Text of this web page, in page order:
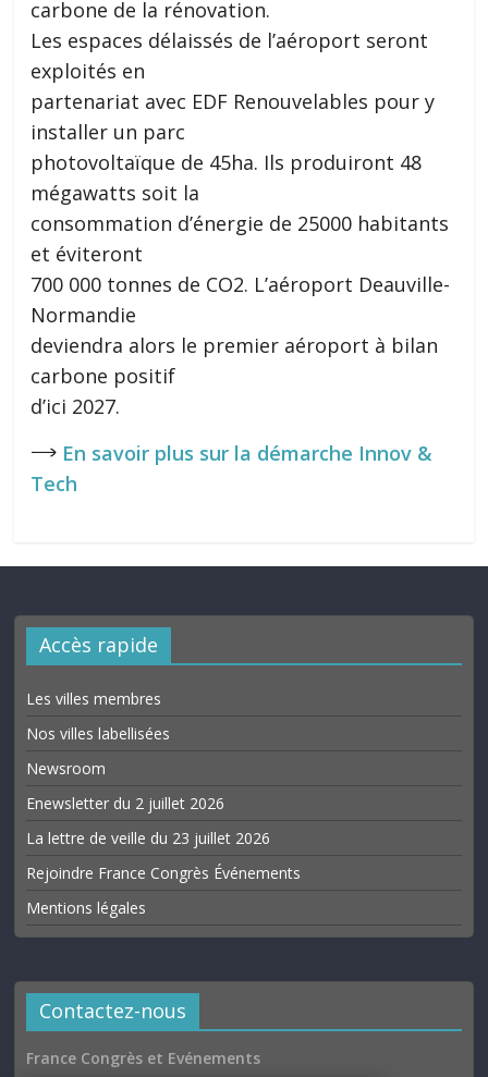
carbone de la rénovation.
Les espaces délaissés de l’aéroport seront
exploités en
partenariat avec EDF Renouvelables pour y
installer un parc
photovoltaïque de 45ha. Ils produiront 48
mégawatts soit la
consommation d’énergie de 25000 habitants
et éviteront
700 000 tonnes de CO2. L’aéroport Deauville-
Normandie
deviendra alors le premier aéroport à bilan
carbone positif
d’ici 2027.
𐃘 En savoir plus sur la démarche Innov &
Tech
Accès rapide
Les villes membres
Nos villes labellisées
Newsroom
Enewsletter du 2 juillet 2026
La lettre de veille du 23 juillet 2026
Rejoindre France Congrès Événements
Mentions légales
Contactez-nous
France Congrès et Evénements